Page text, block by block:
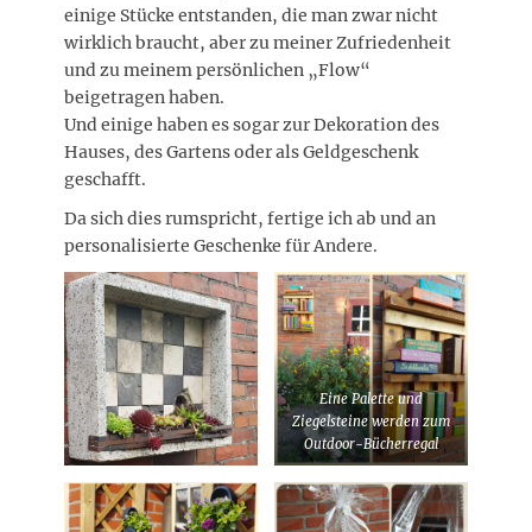
einige Stücke entstanden, die man zwar nicht
wirklich braucht, aber zu meiner Zufriedenheit
und zu meinem persönlichen „Flow“
beigetragen haben.
Und einige haben es sogar zur Dekoration des
Hauses, des Gartens oder als Geldgeschenk
geschafft.
Da sich dies rumspricht, fertige ich ab und an
personalisierte Geschenke für Andere.
Eine Palette und
Ziegelsteine werden zum
Outdoor-Bücherregal